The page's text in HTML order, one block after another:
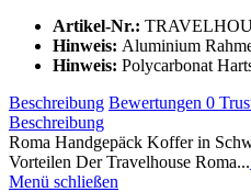
Artikel-Nr.:
Hinweis: Aluminium
Hinweis: Polycarbonat
Beschreibung Bewertungen 0
Beschreibung
Roma Handgepäck Koffer in
Vorteilen Der Travelhouse Roma...
Menü schließen